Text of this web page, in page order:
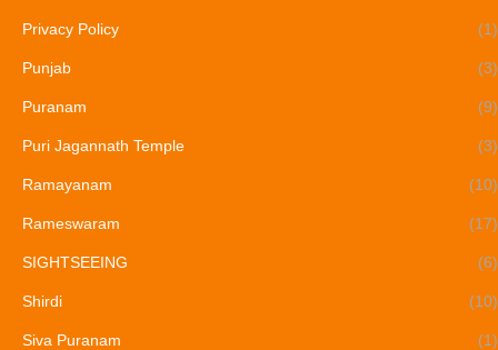
Privacy Policy (1)
Punjab (3)
Puranam (9)
Puri Jagannath Temple (3)
Ramayanam (10)
Rameswaram (17)
SIGHTSEEING (6)
Shirdi (10)
Siva Puranam (1)